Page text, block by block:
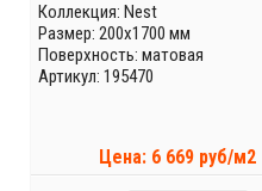
Коллекция: Nest
Размер: 200x1700 мм
Поверхность: матовая
Артикул: 195470
Цена: 6 669 руб/м2